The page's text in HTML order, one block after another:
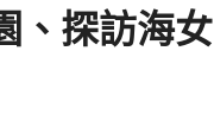
、探訪海女